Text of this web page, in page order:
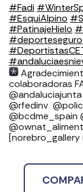
#Fadi
#EsquiAlpino
#PatinajeHielo
#deporteseguro
colaboradoras
@rfedinv
@bcdme_spain
[norebro_gallery